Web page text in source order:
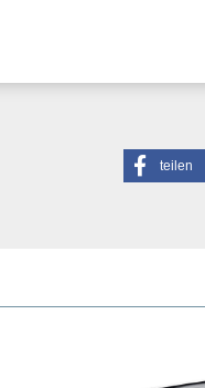
teilen